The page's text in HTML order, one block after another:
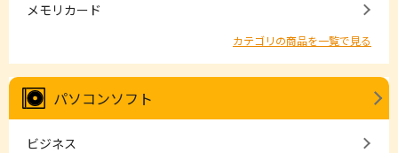
メモリカード
カテゴリの商品を一覧で見る
パソコンソフト
ビジネス